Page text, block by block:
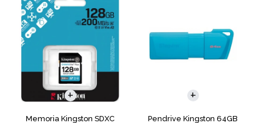
Memoria Kingston SDXC
Pendrive Kingston 64GB